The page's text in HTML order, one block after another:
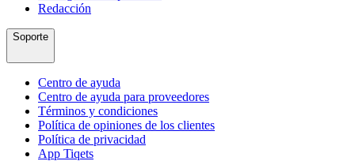
Redacción
Soporte
Centro de ayuda
Centro de ayuda para proveedores
Términos y condiciones
Política de opiniones de los clientes
Política de privacidad
App Tiqets